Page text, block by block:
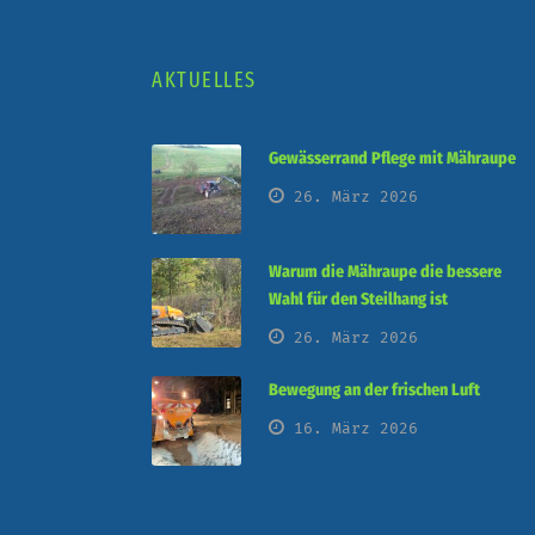
AKTUELLES
Gewässerrand Pflege mit Mähraupe
26. März 2026
Warum die Mähraupe die bessere
Wahl für den Steilhang ist
26. März 2026
Bewegung an der frischen Luft
16. März 2026